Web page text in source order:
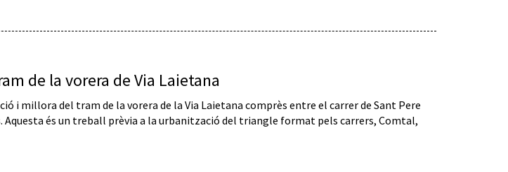
de la vorera de Via Laietana
i millora del tram de la vorera de la Via Laietana comprès entre el carrer de Sant Pere
Aquesta és un treball prèvia a la urbanització del triangle format pels carrers, Comtal,